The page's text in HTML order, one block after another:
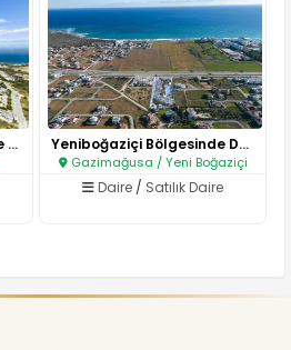
Tatlısu Bölgesinde Dağ ve Deni.. Yeniboğaziçi Bölgesinde Denize..
Gazimağusa / Yeni Boğaziçi
Daire / Satılık Daire